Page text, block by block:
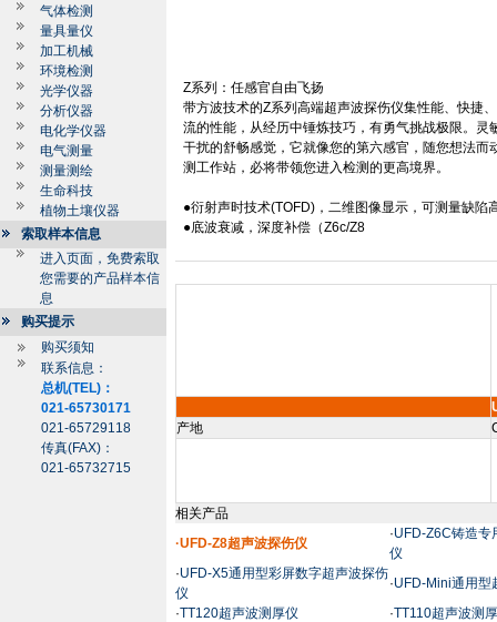
气体检测
量具量仪
加工机械
环境检测
光学仪器
分析仪器
电化学仪器
电气测量
测量测绘
生命科技
植物土壤仪器
索取样本信息
进入页面，免费索取
您需要的产品样本信
息
购买提示
购买须知
联系信息：
总机(TEL)：
021-65730171
021-65729118
传真(FAX)：
021-65732715
Z系列：任感官自由飞扬
带方波技术的Z系列高端超声波探伤仪集性能、快捷
流的性能，从经历中锤炼技巧，有勇气挑战极限。
干扰的舒畅感觉，它就像您的第六感官，随您想法而
测工作站，必将带领您进入检测的更高境界。
●衍射声时技术(TOFD) ，二维图像显示，可测量缺陷
●底波衰减，深度补偿（Z6c/Z8
产地
相关产品
·UFD-Z8超声波探伤仪
·UFD-Z6C铸造专
仪
·UFD-X5通用型彩屏数字超声波探伤
仪
·UFD-Mini通用型
·TT120超声波测厚仪 ·TT110超声波测